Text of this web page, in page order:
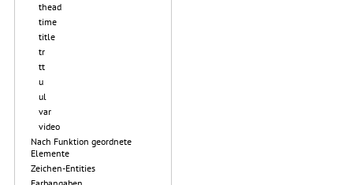
thead
time
title
tr
tt
u
ul
var
video
Nach Funktion geordnete
Elemente
Zeichen-Entities